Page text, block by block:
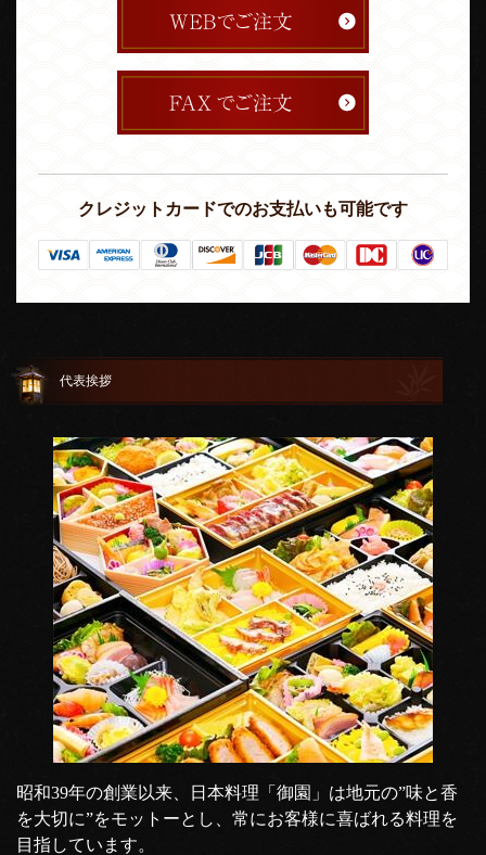
クレジットカードでのお支払いも可能です
代表挨拶
昭和39年の創業以来、日本料理「御園」は地元の”味と香
を大切に”をモットーとし、常にお客様に喜ばれる料理を
目指しています。